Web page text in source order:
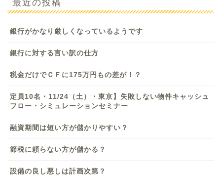
銀行がかなり厳しくなっているようです
銀行に対する言い訳の仕方
税金だけでＣＦに175万円もの差が！？
定員10名・11/24（土）・東京】失敗しない物件キャッシュ
フロー・シミュレーションセミナー
融資期間は短い方が儲かりやすい？
節税に頼らない方が儲かる？
設備の良し悪しは計画次第？